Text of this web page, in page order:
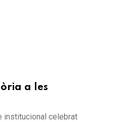
a les
institucional celebrat